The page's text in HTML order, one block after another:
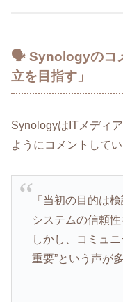
🗣️ Synologyのコ
立を目指す」
SynologyはITメディア
ようにコメントしてい
「当初の目的は
システムの信頼性
しかし、コミュ
重要”という声が